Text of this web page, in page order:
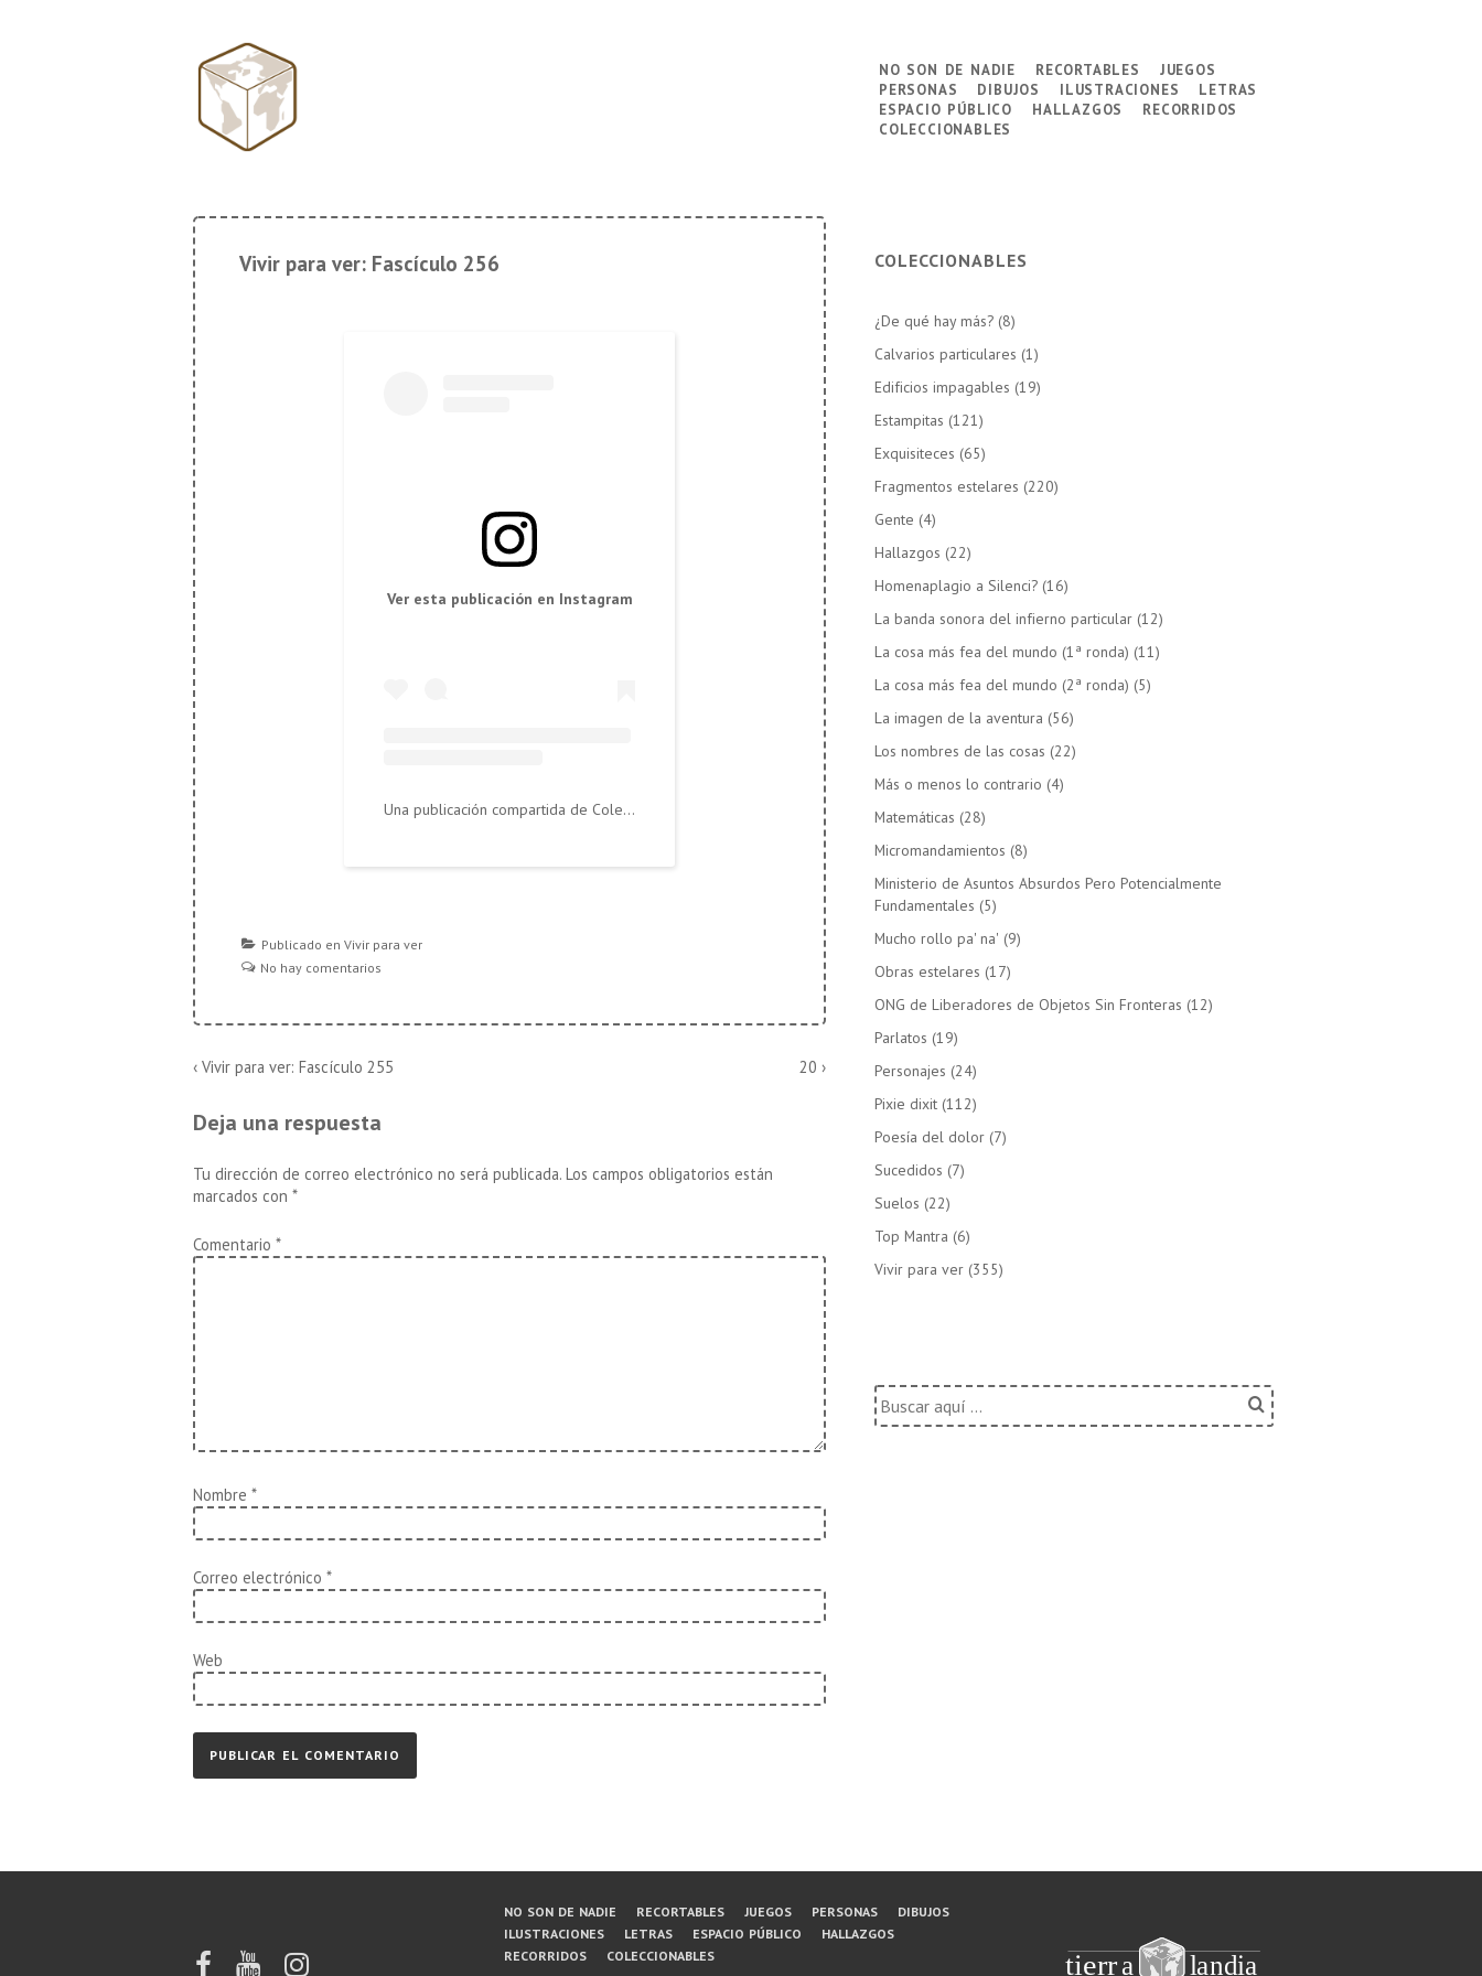
no son de nadie recortables juegos
personas dibujos ilustraciones letras
espacio público hallazgos recorridos
coleccionables
Vivir para ver: Fascículo 256
Ver esta publicación en Instagram
Una publicación compartida de Coleccionables de Tierralandia (@tierralandia)
Publicado en Vivir para ver
No hay comentarios
Navegación
de
entradas
La
anterior
es
‹ Vivir para ver: Fascículo 255
La
20 ›
Deja una respuesta
Tu dirección de correo electrónico no será publicada. Los campos obligatorios están
marcados con *
Comentario *
Nombre *
Correo electrónico *
Web
COLECCIONABLES
¿De qué hay más? (8)
Calvarios particulares (1)
Edificios impagables (19)
Estampitas (121)
Exquisiteces (65)
Fragmentos estelares (220)
Gente (4)
Hallazgos (22)
Homenaplagio a Silenci? (16)
La banda sonora del infierno particular (12)
La cosa más fea del mundo (1ª ronda) (11)
La cosa más fea del mundo (2ª ronda) (5)
La imagen de la aventura (56)
Los nombres de las cosas (22)
Más o menos lo contrario (4)
Matemáticas (28)
Micromandamientos (8)
Ministerio de Asuntos Absurdos Pero Potencialmente
Fundamentales (5)
Mucho rollo pa' na' (9)
Obras estelares (17)
ONG de Liberadores de Objetos Sin Fronteras (12)
Parlatos (19)
Personajes (24)
Pixie dixit (112)
Poesía del dolor (7)
Sucedidos (7)
Suelos (22)
Top Mantra (6)
Vivir para ver (355)
Buscar
por:
Menú
del
no son de nadie recortables juegos personas
dibujos
ilustraciones
letras espacio público
hallazgos
recorridos
coleccionables